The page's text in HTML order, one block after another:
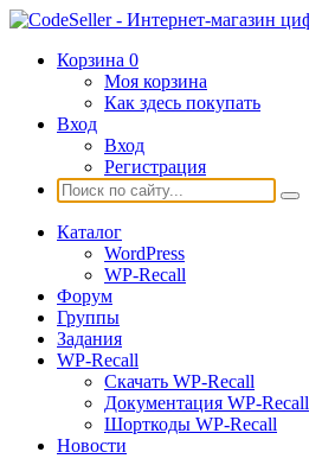
Корзина 0
Моя корзина
Как здесь покупать
Вход
Вход
Регистрация
Каталог
WordPress
WP-Recall
Форум
Группы
Задания
WP-Recall
Скачать WP-Recall
Документация WP-Recall
Шорткоды WP-Recall
Новости